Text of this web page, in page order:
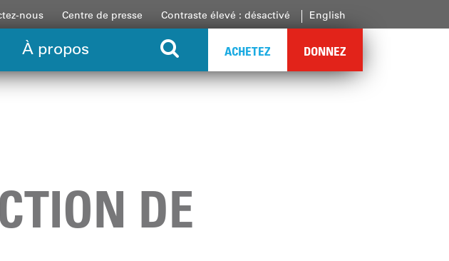
nous Centre de presse Contraste élevé : désactivé English
À propos ACHETEZ DONNEZ
DE